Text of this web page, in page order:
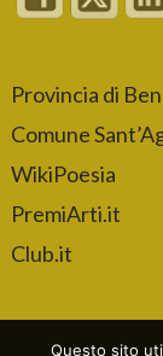
Provincia di
Comune
WikiPoesia
PremiArti.it
Club.it
Questo sito